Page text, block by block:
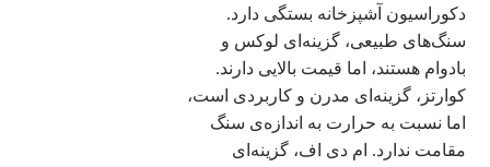
دکوراسیون آشپزخانه بستگی دارد.
سنگ‌های طبیعی، گزینه‌ای لوکس و
بادوام هستند، اما قیمت بالایی دارند.
کوارتز، گزینه‌ای مدرن و کاربردی است،
اما نسبت به حرارت به اندازه‌ی سنگ
مقامت ندارد. ام دی اف، گزینه‌ای